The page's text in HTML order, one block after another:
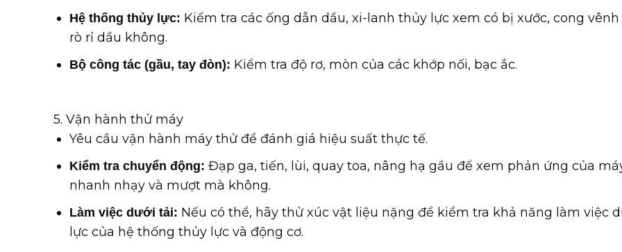
Hệ thống thủy lực: Kiểm tra các ống dẫn dầu, xi-lanh thủy lực xem có bị xước, cong
rò rỉ dầu không.
Bộ công tác (gầu, tay đòn): Kiểm tra độ rơ, mòn của các khớp nối, bạc ắc.
5. Vận hành thử máy
Yêu cầu vận hành máy thử để đánh giá hiệu suất thực tế.
Kiểm tra chuyển động: Đạp ga, tiến, lùi, quay toa, nâng hạ gầu để xem phản ứng của
nhanh nhạy và mượt mà không.
Làm việc dưới tải: Nếu có thể, hãy thử xúc vật liệu nặng để kiểm tra khả năng làm việc
lực của hệ thống thủy lực và động cơ.